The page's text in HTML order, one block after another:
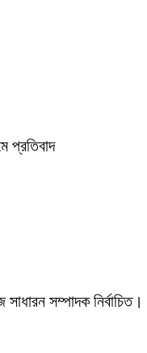
প্রতিবাদ
সম্পাদক নির্বাচিত।